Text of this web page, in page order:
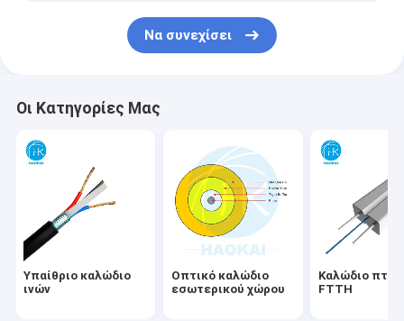
Τελικό κιβώτιο
Γρήγορος συνδετήρας ινών
Να συνεχίσει
Οι Κατηγορίες Μας
Υπαίθριο καλώδιο
ινών
Οπτικό καλώδιο
εσωτερικού χώρου
Καλώδιο
FTTH